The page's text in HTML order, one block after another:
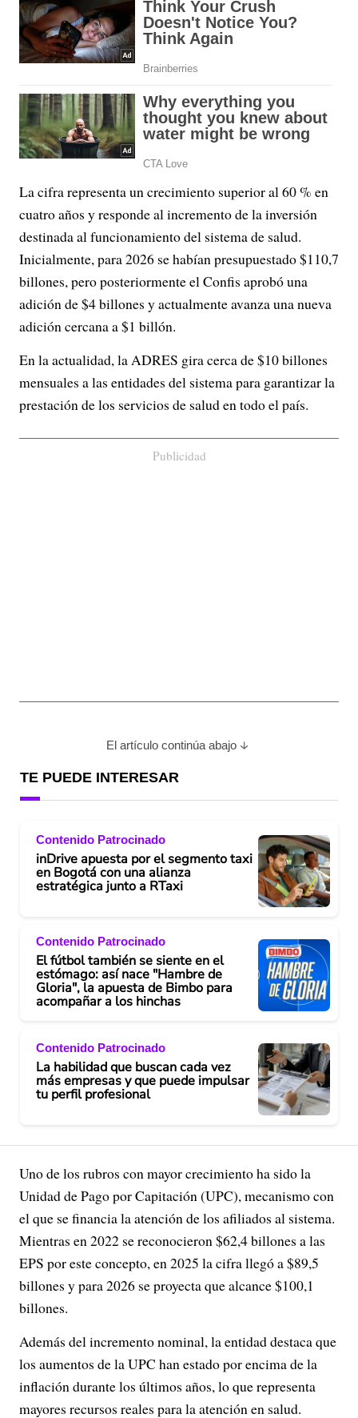
La cifra representa un crecimiento superior al 60 % en
cuatro años y responde al incremento de la inversión
destinada al funcionamiento del sistema de salud.
Inicialmente, para 2026 se habían presupuestado $110,7
billones, pero posteriormente el Confis aprobó una
adición de $4 billones y actualmente avanza una nueva
adición cercana a $1 billón.
En la actualidad, la ADRES gira cerca de $10 billones
mensuales a las entidades del sistema para garantizar la
prestación de los servicios de salud en todo el país.
Publicidad
El artículo continúa abajo
TE PUEDE INTERESAR
Contenido Patrocinado
inDrive apuesta por el segmento taxi
en Bogotá con una alianza
estratégica junto a RTaxi
Contenido Patrocinado
El fútbol también se siente en el
estómago: así nace "Hambre de
Gloria", la apuesta de Bimbo para
acompañar a los hinchas
Contenido Patrocinado
La habilidad que buscan cada vez
más empresas y que puede impulsar
tu perfil profesional
Uno de los rubros con mayor crecimiento ha sido la
Unidad de Pago por Capitación (UPC), mecanismo con
el que se financia la atención de los afiliados al sistema.
Mientras en 2022 se reconocieron $62,4 billones a las
EPS por este concepto, en 2025 la cifra llegó a $89,5
billones y para 2026 se proyecta que alcance $100,1
billones.
Además del incremento nominal, la entidad destaca que
los aumentos de la UPC han estado por encima de la
inflación durante los últimos años, lo que representa
mayores recursos reales para la atención en salud.